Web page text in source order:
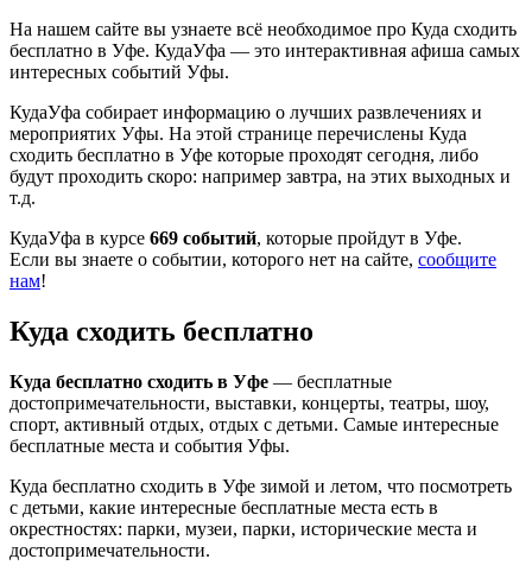
На нашем сайте вы узнаете всё необходимое про Куда сходить
бесплатно в Уфе. КудаУфа — это интерактивная афиша самых
интересных событий Уфы.
КудаУфа собирает информацию о лучших развлечениях и
мероприятих Уфы. На этой странице перечислены Куда
сходить бесплатно в Уфе которые проходят сегодня, либо
будут проходить скоро: например завтра, на этих выходных и
т.д.
КудаУфа в курсе 669 событий, которые пройдут в Уфе.
Если вы знаете о событии, которого нет на сайте, сообщите
нам!
Куда сходить бесплатно
Куда бесплатно сходить в Уфе — бесплатные
достопримечательности, выставки, концерты, театры, шоу,
спорт, активный отдых, отдых с детьми. Самые интересные
бесплатные места и события Уфы.
Куда бесплатно сходить в Уфе зимой и летом, что посмотреть
с детьми, какие интересные бесплатные места есть в
окрестностях: парки, музеи, парки, исторические места и
достопримечательности.